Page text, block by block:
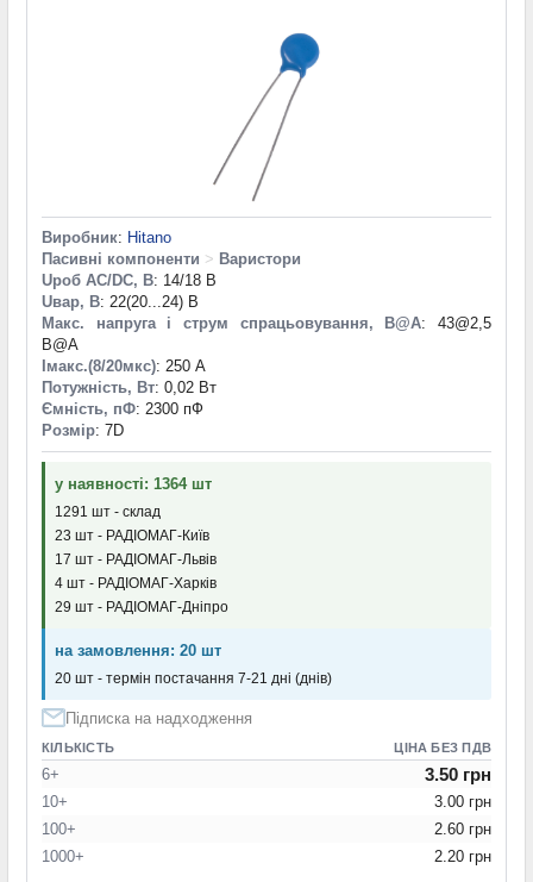
Виробник: Hitano
Пасивні компоненти > Варистори
Uроб AC/DC, В: 14/18 В
Uвар, В: 22(20...24) В
Макс. напруга і струм спрацьовування, В@A: 43@2,5
B@A
Iмакс.(8/20мкс): 250 А
Потужність, Вт: 0,02 Вт
Ємність, пФ: 2300 пФ
Розмір: 7D
у наявності: 1364 шт
1291 шт - склад
23 шт - РАДІОМАГ-Київ
17 шт - РАДІОМАГ-Львів
4 шт - РАДІОМАГ-Харків
29 шт - РАДІОМАГ-Дніпро
на замовлення: 20 шт
20 шт - термін постачання 7-21 дні (днів)
Підписка на надходження
КІЛЬКІСТЬ ЦІНА БЕЗ ПДВ
6+ 3.50 грн
10+
3.00 грн
100+
2.60 грн
1000+
2.20 грн